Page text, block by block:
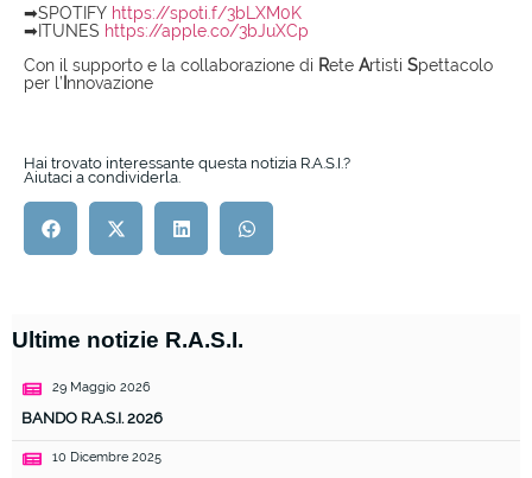
➡SPOTIFY https://spoti.f/3bLXM0K
➡ITUNES https://apple.co/3bJuXCp
Con il supporto e la collaborazione di Rete Artisti Spettacolo
per l’Innovazione
Hai trovato interessante questa notizia R.A.S.I.?
Aiutaci a condividerla.
Ultime notizie R.A.S.I.
29 Maggio 2026
BANDO R.A.S.I. 2026
10 Dicembre 2025